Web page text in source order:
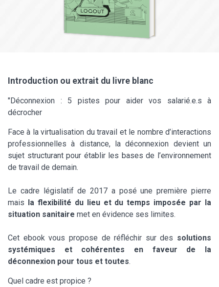
Introduction ou extrait du livre blanc
"Déconnexion : 5 pistes pour aider vos salarié.e.s à
décrocher
Face à la virtualisation du travail et le nombre d’interactions
professionnelles à distance, la déconnexion devient un
sujet structurant pour établir les bases de l’environnement
de travail de demain.
Le cadre législatif de 2017 a posé une première pierre
mais la flexibilité du lieu et du temps imposée par la
situation sanitaire met en évidence ses limites.
Cet ebook vous propose de réfléchir sur des solutions
systémiques et cohérentes en faveur de la
déconnexion pour tous et toutes.
Quel cadre est propice ?